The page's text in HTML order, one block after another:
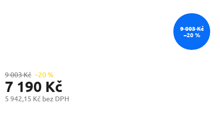
9 003 Kč
–20 %
9 003 Kč –20 %
7 190 Kč
5 942,15 Kč bez DPH